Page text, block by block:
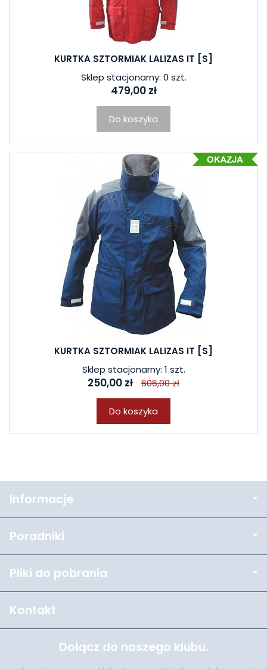
KURTKA SZTORMIAK LALIZAS IT [S]
Sklep stacjonarny: 0 szt.
479,00 zł
Do koszyka
KURTKA SZTORMIAK LALIZAS IT [S]
Sklep stacjonarny: 1 szt.
250,00 zł 606,00 zł
Do koszyka
Informacje
Poradniki
Pliki do pobrania
Kontakt
Dołącz do naszego klubu.